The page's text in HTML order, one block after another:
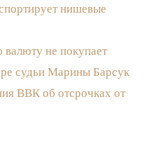
нишевые
не покупает
судьи Марины Барсук
ВВК об отсрочках от